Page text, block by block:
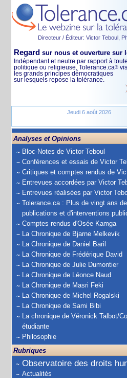
Directeur / Éditeur: Victor Teboul,
Regard sur nous et ouverture sur
Indépendant et neutre par rapport à
politique ou religieuse, Tolerance.ca®
les grands principes démocratiques
sur lesquels repose la tolérance.
Jeudi 6 août 2026
Analyses et Opinions
Bloc-Notes de Victor Teboul
Conférences et essais de Victor
Critiques et comptes rendus de
Entrevues accordées par Victor
Entrevues réalisées par Victor
Tolerance.ca : Plus de vingt ans de
publications et d'interventions
Comptes rendus d'Osée Kamga
La Chronique de Bjarne Melkevik
La Chronique de Daniel Baril
La Chronique de Frédérique David
La Chronique de Julie Dumontier
La Chronique de Léonce Naud
La Chronique de Masri Feki
La Chronique de Michel Rogalski
La Chronique de Sami Bibi
La chronique de Véronick Talbot/
étudiante
Philosophie
Rubriques
Observatoire des droits
Actualités